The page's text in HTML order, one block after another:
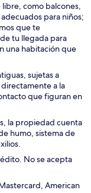
como balcones,
para niños;
que te
tu llegada para
una habitación que
sujetas a
a la
que figuran en
la propiedad cuenta
humo, sistema de
No se acepta
American